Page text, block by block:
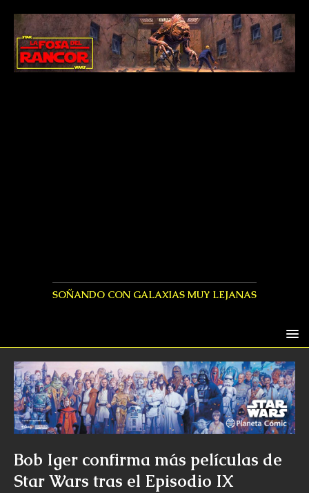
SOÑANDO CON GALAXIAS MUY LEJANAS
Bob Iger confirma más películas de
Star Wars tras el Episodio IX